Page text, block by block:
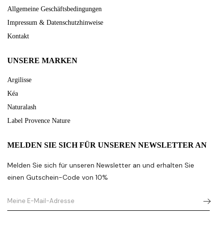
Allgemeine Geschäftsbedingungen
Impressum & Datenschutzhinweise
Kontakt
UNSERE MARKEN
Argilisse
Kéa
Naturalash
Label Provence Nature
MELDEN SIE SICH FÜR UNSEREN NEWSLETTER AN
Melden Sie sich für unseren Newsletter an und erhalten Sie
einen Gutschein-Code von 10%